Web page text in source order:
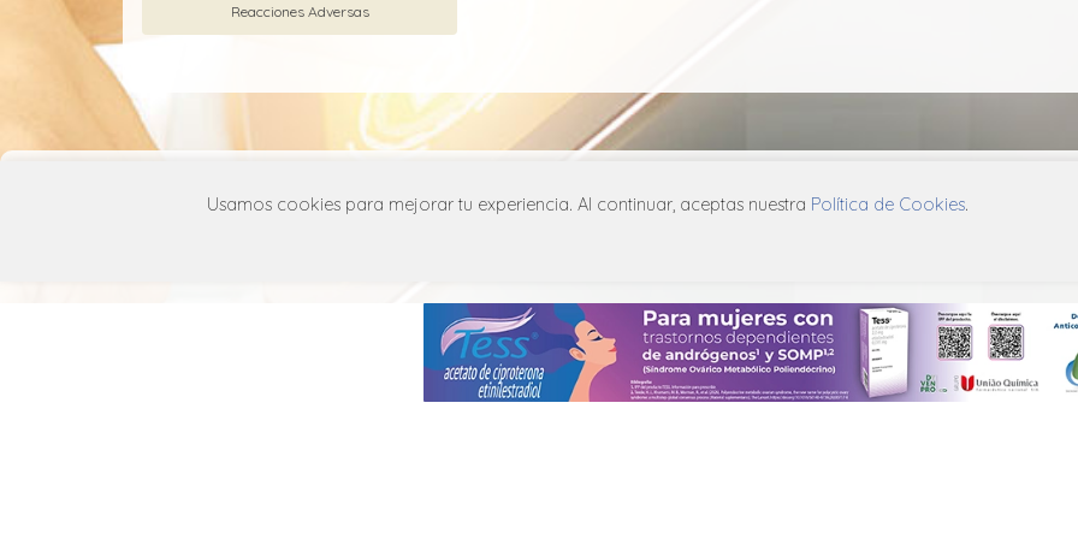
Reacciones Adversas
Usamos cookies para mejorar tu experiencia. Al continuar, aceptas nuestra Política de Cookies.